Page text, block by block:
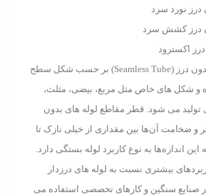
درز نورد سرد
درز کشش سرد
اکسترود
علاوه بر این ها تیوب بدون درز (Seamless Tube) بر حسب شکل سطح
و شکل های خاص مثل مربع، بیضی، مثلث،
می شود. قطر مقاطع لوله های بدون
4 تا 900 میلیمتر و ضخامت آن‌ها بین مقداری از خیلی نازک تا
اندازه‌ها به نوع کاربرد لوله بستگی دارد.
بیشتری نسبت به لوله های درزدار
صنایع سنگین و کارهای تخصصی استفاده می